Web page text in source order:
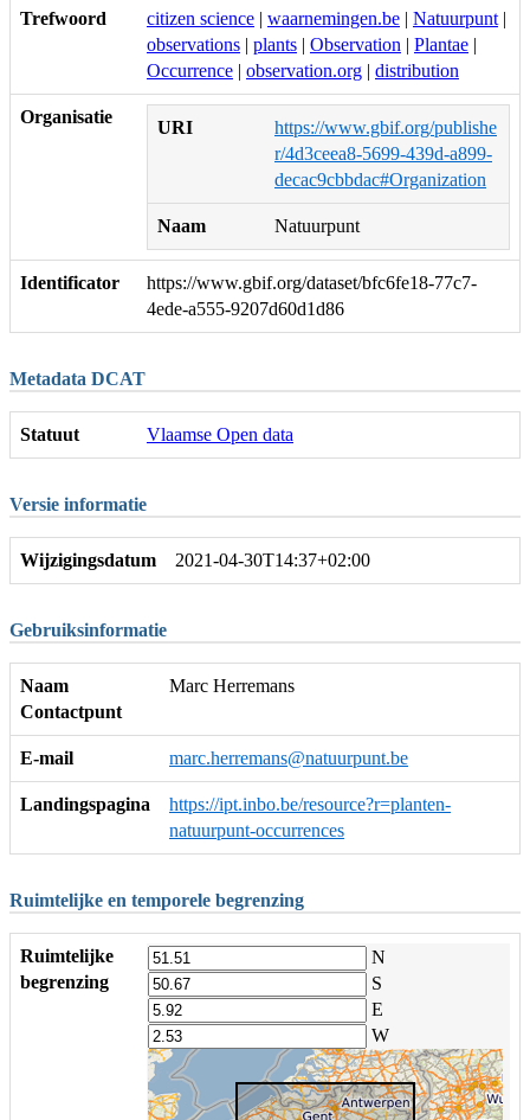
Trefwoord citizen science | waarnemingen.be | Natuurpunt |
observations | plants | Observation | Plantae |
Occurrence | observation.org | distribution
Organisatie
URI
https://www.gbif.org/publishe
r/4d3ceea8-5699-439d-a899-
decac9cbbdac#Organization
Naam Natuurpunt
Identificator
https://www.gbif.org/dataset/bfc6fe18-77c7-
4ede-a555-9207d60d1d86
Metadata DCAT
Statuut Vlaamse Open data
Versie informatie
Wijzigingsdatum 2021-04-30T14:37+02:00
Gebruiksinformatie
Naam
Contactpunt
Marc Herremans
E-mail marc.herremans@natuurpunt.be
Landingspagina
https://ipt.inbo.be/resource?r=planten-
natuurpunt-occurrences
Ruimtelijke en temporele begrenzing
Ruimtelijke
begrenzing
N
S
E
W